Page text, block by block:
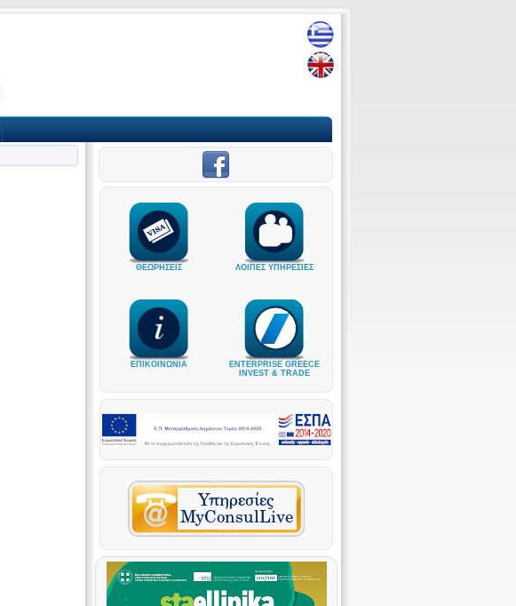
ΘΕΩΡΗΣΕΙΣ ΛΟΙΠΕΣ ΥΠΗΡΕΣΙΕΣ
ΕΠΙΚΟΙΝΩΝΙΑ
ENTERPRISE GREECE
INVEST & TRADE